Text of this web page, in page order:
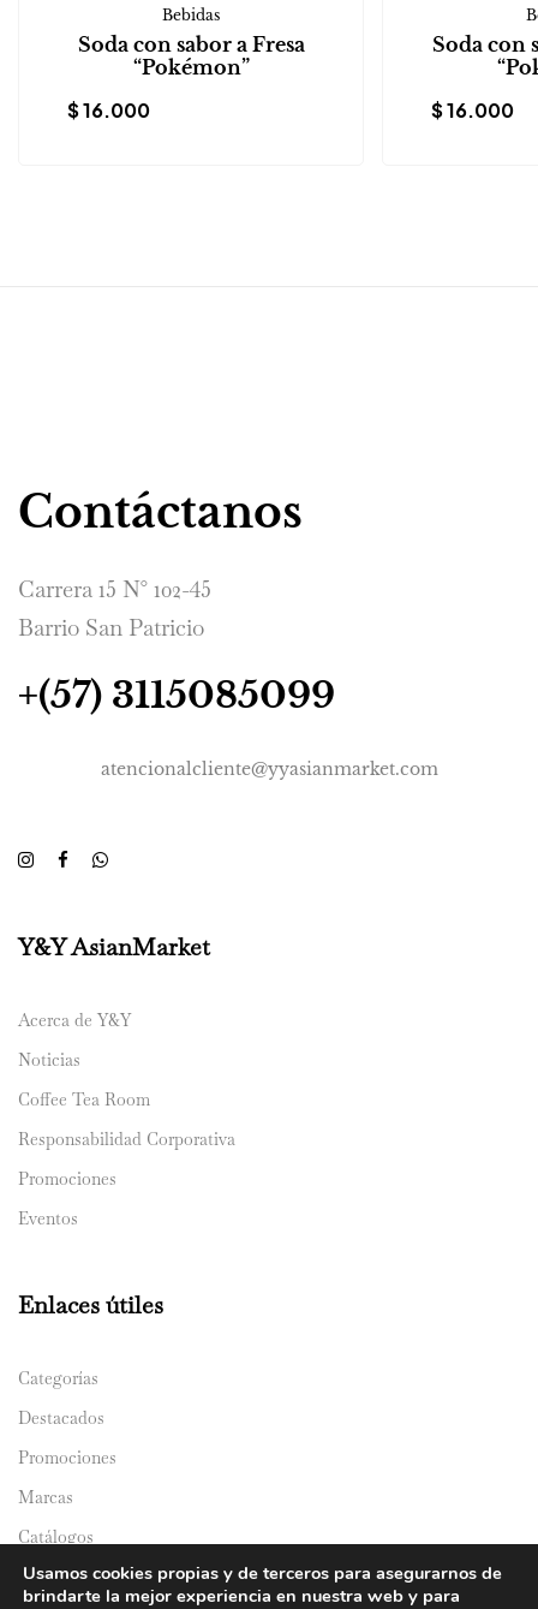
Bebidas
Soda con sabor a Fresa
“Pokémon”
$16.000
Soda con
$16.000
Contáctanos
Carrera 15 N° 102-45
Barrio San Patricio
+(57) 3115085099
atencionalcliente@yyasianmarket.com
Y&Y AsianMarket
Acerca de Y&Y
Noticias
Coffee Tea Room
Responsabilidad Corporativa
Promociones
Eventos
Enlaces útiles
Categorías
Destacados
Promociones
Marcas
Catálogos
Domicilios
Usamos cookies propias y de terceros para asegurarnos de
brindarte la mejor experiencia en nuestra web y para